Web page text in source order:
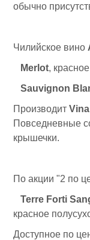
обычно
Чилийское вино
Merlot,
Sauvignon
Производит
Повседневные
крышечки.
По акции "2 по
Terre Forti
красное
Доступное по